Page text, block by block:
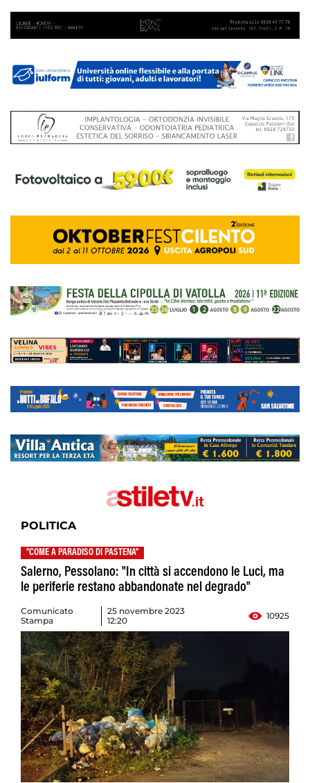
POLITICA
"COME A PARADISO DI PASTENA"
Salerno, Pessolano: "In città si accendono le Luci, ma
le periferie restano abbandonate nel degrado"
Comunicato
Stampa
25 novembre 2023
12:20
10925